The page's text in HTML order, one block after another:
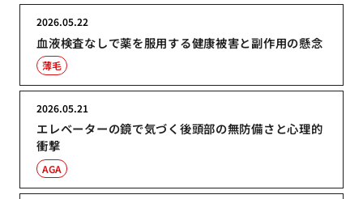
血液検査なしで薬を服用する健康被害と副作用の懸念
2026.05.22
薄毛
エレベーターの鏡で気づく後頭部の無防備さと心理的
衝撃
2026.05.21
AGA